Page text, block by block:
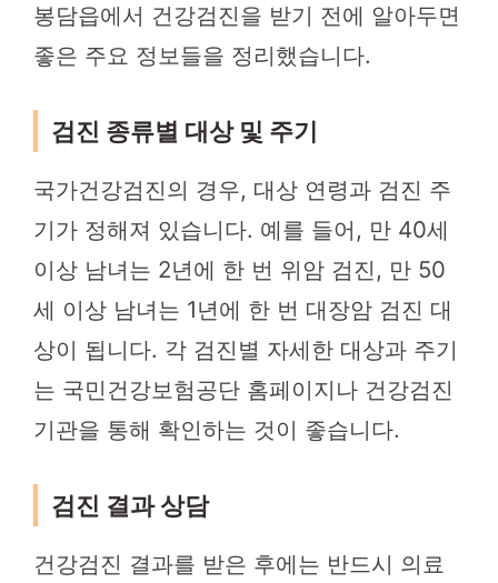
봉담읍에서 건강검진을 받기 전에 알아두면
좋은 주요 정보들을 정리했습니다.
검진 종류별 대상 및 주기
국가건강검진의 경우, 대상 연령과 검진 주
기가 정해져 있습니다. 예를 들어, 만 40세
이상 남녀는 2년에 한 번 위암 검진, 만 50
세 이상 남녀는 1년에 한 번 대장암 검진 대
상이 됩니다. 각 검진별 자세한 대상과 주기
는 국민건강보험공단 홈페이지나 건강검진
기관을 통해 확인하는 것이 좋습니다.
검진 결과 상담
건강검진 결과를 받은 후에는 반드시 의료